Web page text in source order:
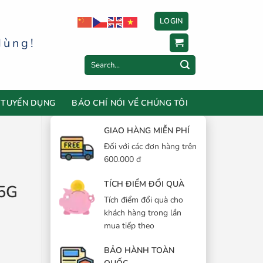
LOGIN
Search
for:
TUYỂN DỤNG BÁO CHÍ NÓI VỀ CHÚNG TÔI
GIAO HÀNG MIỄN PHÍ
Đối với các đơn hàng trên
600.000 đ
TÍCH ĐIỂM ĐỔI QUÀ
Tích điểm đổi quà cho
khách hàng trong lần
mua tiếp theo
BẢO HÀNH TOÀN